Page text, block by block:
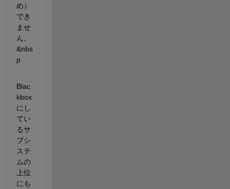
め）
でき
ませ
ん。
&nbs
p
Blac
kbox
にし
てい
るサ
ブシ
ステ
ムの
上位
にも